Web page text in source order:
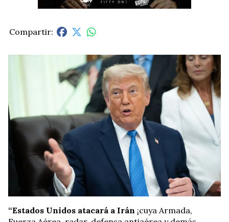
“Estados Unidos atacará a Irán ¡cuya Armada,